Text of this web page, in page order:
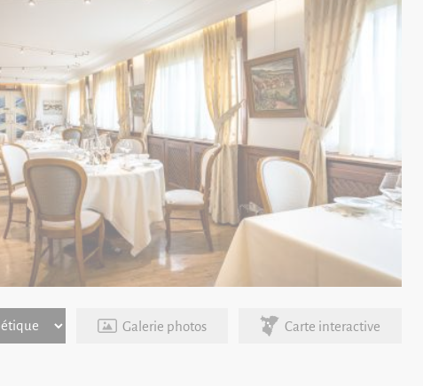
Galerie photos Carte interactive